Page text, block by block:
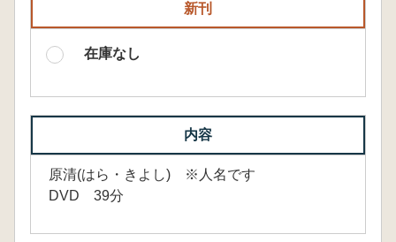
新刊
在庫なし
内容
原清(はら・きよし) ※人名です
DVD 39分